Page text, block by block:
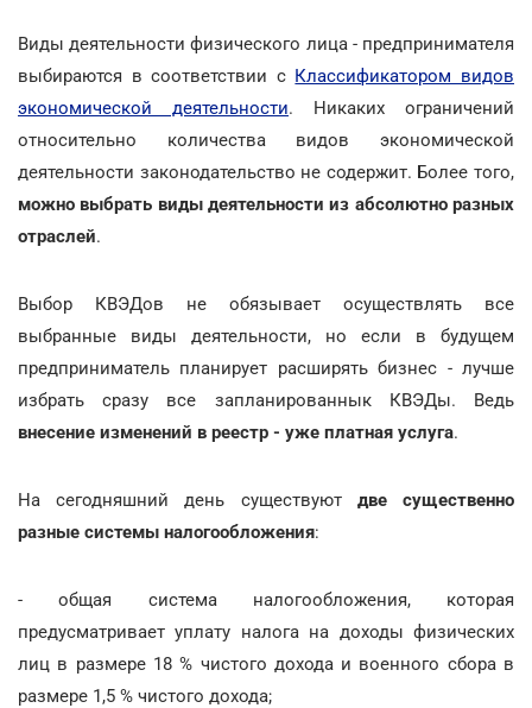
Виды деятельности физического лица - предпринимателя
выбираются в соответствии с Классификатором видов
экономической деятельности. Никаких ограничений
относительно количества видов экономической
деятельности законодательство не содержит. Более того,
можно выбрать виды деятельности из абсолютно разных
отраслей.
Выбор КВЭДов не обязывает осуществлять все
выбранные виды деятельности, но если в будущем
предприниматель планирует расширять бизнес - лучше
избрать сразу все запланированнык КВЭДы. Ведь
внесение изменений в реестр - уже платная услуга.
На сегодняшний день существуют две существенно
разные системы налогообложения:
- общая система налогообложения, которая
предусматривает уплату налога на доходы физических
лиц в размере 18 % чистого дохода и военного сбора в
размере 1,5 % чистого дохода;